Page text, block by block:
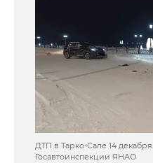
ДТП в Тарко-Сале 14
Госавтоинспекции ЯНАО